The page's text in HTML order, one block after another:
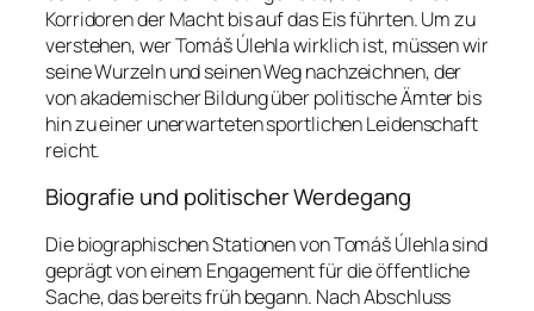
Korridoren der Macht bis auf das Eis führten. Um zu
verstehen, wer Tomáš Úlehla wirklich ist, müssen wir
seine Wurzeln und seinen Weg nachzeichnen, der
von akademischer Bildung über politische Ämter bis
hin zu einer unerwarteten sportlichen Leidenschaft
reicht.
Biografie und politischer Werdegang
Die biographischen Stationen von Tomáš Úlehla sind
geprägt von einem Engagement für die öffentliche
Sache, das bereits früh begann. Nach Abschluss